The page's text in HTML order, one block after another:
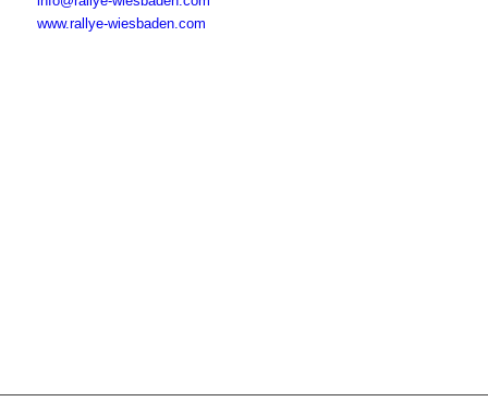
www.rallye-wiesbaden.com